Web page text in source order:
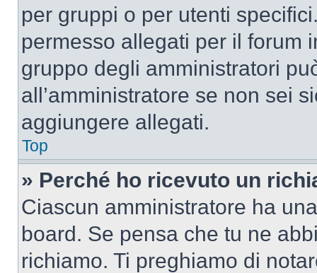
per gruppi o per utenti
permesso allegati per il forum
gruppo degli amministratori
all’amministratore se non sei
aggiungere allegati.
Top
» Perché ho ricevuto un
Ciascun amministratore ha
board. Se pensa che tu ne
richiamo. Ti preghiamo di